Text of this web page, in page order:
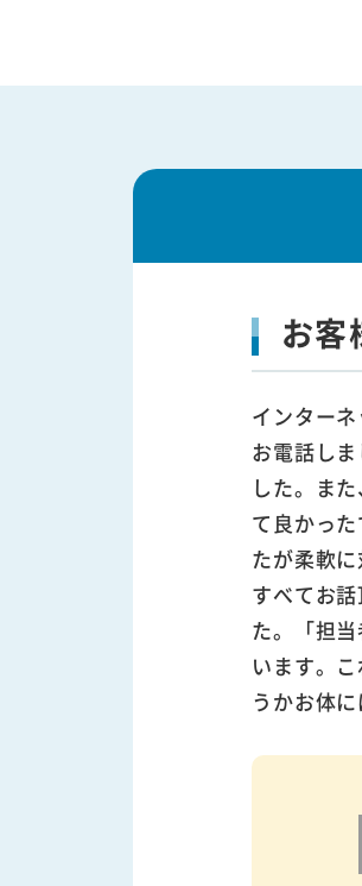
お客
インター
お電話し
した。ま
て良かっ
たが柔軟
すべてお
た。「担
います。
うかお体